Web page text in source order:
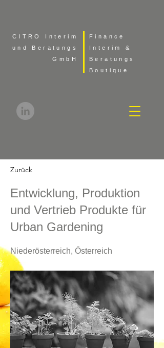
CITRO Interim
und Beratungs
GmbH
Finance
Interim &
Beratungs
Boutique
Zurück
Entwicklung, Produktion
und Vertrieb Produkte für
Urban Gardening
Niederösterreich, Österreich